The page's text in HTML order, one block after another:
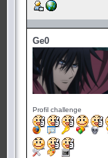
Ge0
Profil challenge